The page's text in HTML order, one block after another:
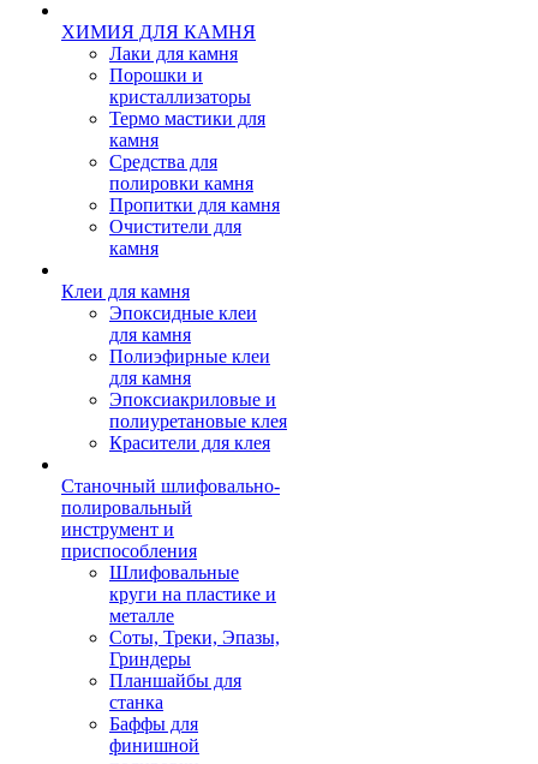
ХИМИЯ ДЛЯ КАМНЯ
Лаки для камня
Порошки и
кристаллизаторы
Термо мастики для
камня
Средства для
полировки камня
Пропитки для камня
Очистители для
камня
Клеи для камня
Эпоксидные клеи
для камня
Полиэфирные клеи
для камня
Эпоксиакриловые и
полиуретановые клея
Красители для клея
Станочный шлифовально-
полировальный
инструмент и
приспособления
Шлифовальные
круги на пластике и
металле
Соты, Треки, Эпазы,
Гриндеры
Планшайбы для
станка
Баффы для
финишной